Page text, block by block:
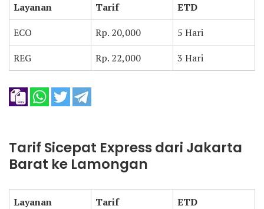
Layanan Tarif
ETD
ECO
Rp. 20,000
5 Hari
REG
Rp. 22,000 3 Hari
Tarif Sicepat Express dari Jakarta
Barat ke Lamongan
Layanan Tarif
ETD